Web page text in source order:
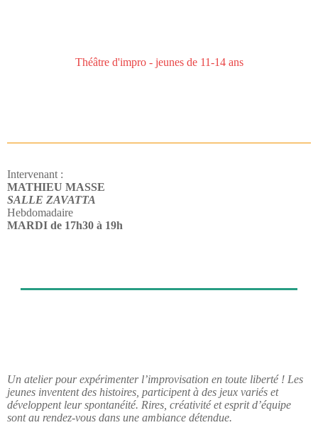
Théâtre d'impro - jeunes de 11-14 ans
Intervenant :
MATHIEU MASSE
SALLE ZAVATTA
Hebdomadaire
MARDI de 17h30 à 19h
Un atelier pour expérimenter l’improvisation en toute liberté ! Les
jeunes inventent des histoires, participent à des jeux variés et
développent leur spontanéité. Rires, créativité et esprit d’équipe
sont au rendez-vous dans une ambiance détendue.